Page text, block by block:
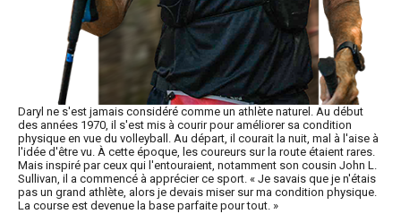
Daryl ne s'est jamais considéré comme un athlète naturel. Au début
des années 1970, il s'est mis à courir pour améliorer sa condition
physique en vue du volleyball. Au départ, il courait la nuit, mal à l'aise à
l'idée d'être vu. À cette époque, les coureurs sur la route étaient rares.
Mais inspiré par ceux qui l'entouraient, notamment son cousin John L.
Sullivan, il a commencé à apprécier ce sport. « Je savais que je n'étais
pas un grand athlète, alors je devais miser sur ma condition physique.
La course est devenue la base parfaite pour tout. »